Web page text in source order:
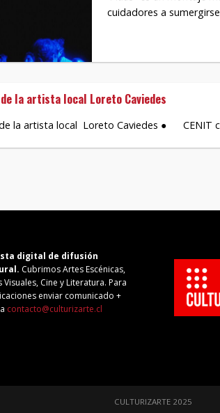
cuidadores a
de la artista local Loreto Caviedes
de la artista local Loreto Caviedes ● CENIT
digital de difusión
Cubrimos Artes Escénicas,
Visuales, Cine y Literatura. Para
enviar comunicado +
contacto@culturizarte.cl
CULTURIZARTE 2025